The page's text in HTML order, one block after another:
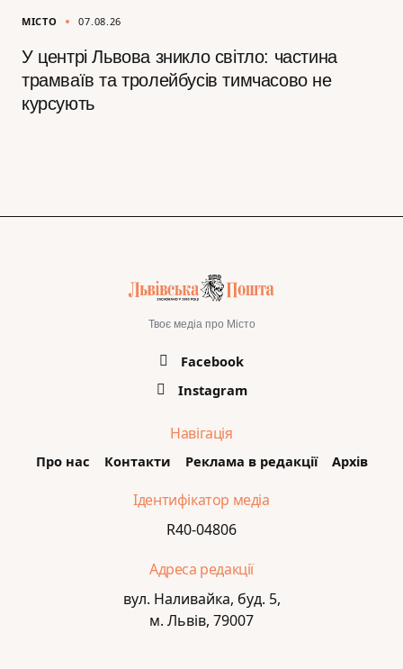
МІСТО 07.08.26
У центрі Львова зникло світло: частина
трамваїв та тролейбусів тимчасово не
курсують
Твоє медіа про Місто
Facebook
Instagram
Навігація
Про нас Контакти Реклама в редакції Архів
Ідентифікатор медіа
R40-04806
Адреса редакції
вул. Наливайка, буд. 5,
м. Львів, 79007